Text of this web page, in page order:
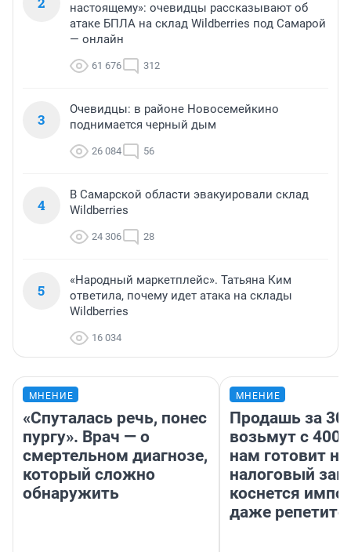
настоящему»: очевидцы рассказывают об
атаке БПЛА на склад Wildberries под Самарой
— онлайн
61 676 312
3
Очевидцы: в районе Новосемейкино
поднимается черный дым
26 084 56
4
В Самарской области эвакуировали склад
Wildberries
24 306 28
5
«Народный маркетплейс». Татьяна Ким
ответила, почему идет атака на склады
Wildberries
16 034
МНЕНИЕ
«Спуталась речь, понес
пургу». Врач — о
смертельном диагнозе,
который сложно
обнаружить
МНЕНИЕ
Продашь за
возьмут с
нам готовит
налоговый
коснется
даже